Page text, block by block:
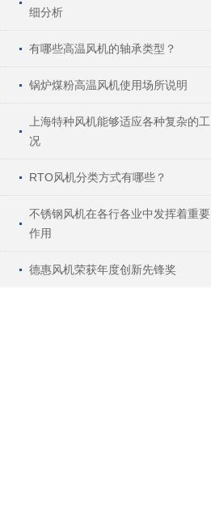
细分析
有哪些高温风机的轴承类型？
锅炉煤粉高温风机使用场所说明
上海特种风机能够适应各种复杂的工
况
RTO风机分类方式有哪些？
不锈钢风机在各行各业中发挥着重要
作用
德惠风机荣获年度创新先锋奖